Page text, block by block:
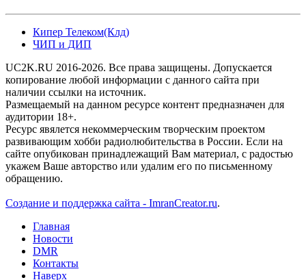
Кипер Телеком(Клд)
ЧИП и ДИП
UC2K.RU 2016-2026. Все права защищены. Допускается
копирование любой информации с данного сайта при
наличии ссылки на источник.
Размещаемый на данном ресурсе контент предназначен для
аудитории 18+.
Ресурс явялется некоммерческим творческим проектом
развивающим хобби радиолюбительства в России. Если на
сайте опубикован принадлежащий Вам материал, с радостью
укажем Ваше авторство или удалим его по письменному
обращению.
Создание и поддержка сайта - ImranCreator.ru.
Главная
Новости
DMR
Контакты
Наверх